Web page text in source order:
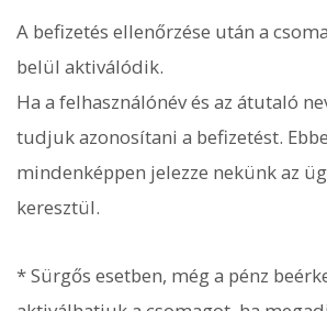
A befizetés ellenőrzése után a
belül aktiválódik.
Ha a felhasználónév és az átutaló
tudjuk azonosítani a befizetést.
mindenképpen jelezze nekünk az
keresztül.
* Sürgős esetben, még a pénz